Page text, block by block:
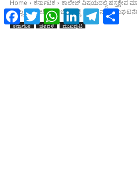
Facebook
TwitterWhatsApp
LinkedInTelegram